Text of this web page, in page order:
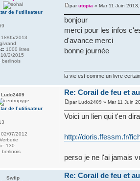
parutopia » Mar 11 Juin
bonjour
merci pour les infos
d'avance merci
bonne journée
la vie est comme un livre
18/05/2013
givrand
1000 litres
10/2/2015
berlinois
Re: Corail de feu et
parLudo2409 » Mar 11 Juin
Voici un lien qui t'en
http://doris.ffessm.fr/
perso je ne l'ai jamais
Ludo2409
02/07/2012
Verberie
130
berlinois
Re: Corail de feu et
Swiip